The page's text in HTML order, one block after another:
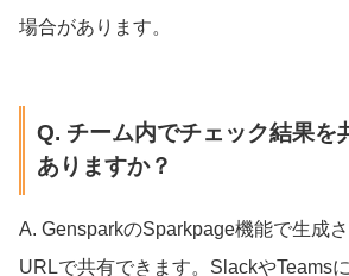
場合があります。
Q. チーム内でチェック結果を
ありますか？
A. GensparkのSparkpage機能で生成
URLで共有できます。SlackやTeams